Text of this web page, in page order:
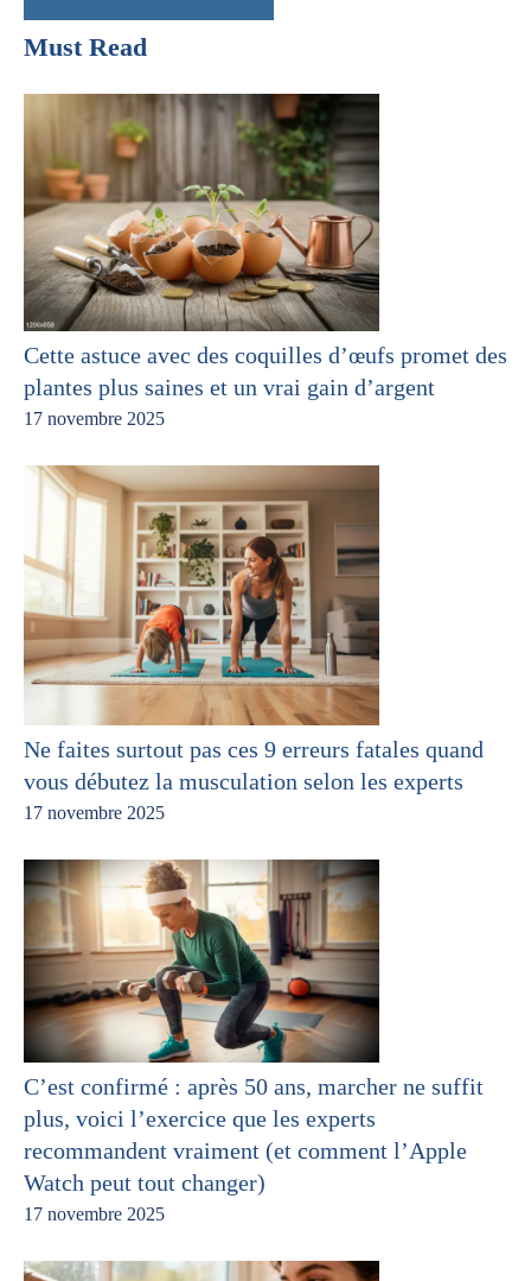
Must Read
Cette astuce avec des coquilles d’œufs promet des
plantes plus saines et un vrai gain d’argent
17 novembre 2025
Ne faites surtout pas ces 9 erreurs fatales quand
vous débutez la musculation selon les experts
17 novembre 2025
C’est confirmé : après 50 ans, marcher ne suffit
plus, voici l’exercice que les experts
recommandent vraiment (et comment l’Apple
Watch peut tout changer)
17 novembre 2025